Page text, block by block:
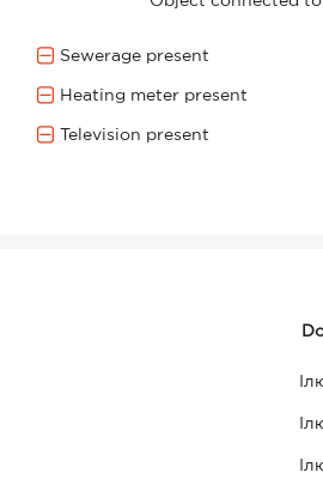
Sewerage present
Heating meter present
Television present